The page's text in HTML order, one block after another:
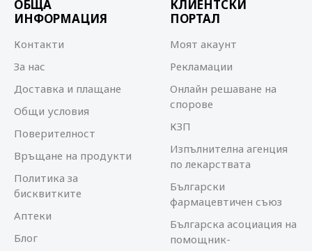
ОБЩА
ИНФОРМАЦИЯ
Контакти
За нас
Доставка и плащане
Общи условия
Поверителност
Връщане на продукти
Политика за
бисквитките
Аптеки
Блог
КЛИЕНТСКИ
ПОРТАЛ
Моят акаунт
Рекламации
Онлайн решаване на
спорове
КЗП
Изпълнителна агенция
по лекарствата
Български
фармацевтичен съюз
Българска асоциация на
помощник-